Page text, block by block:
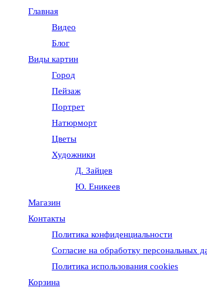
Главная
Видео
Блог
Виды картин
Город
Пейзаж
Портрет
Натюрморт
Цветы
Художники
Д. Зайцев
Ю. Еникеев
Магазин
Контакты
Политика конфиденциальности
Согласие на обработку персональных
Политика использования cookies
Корзина